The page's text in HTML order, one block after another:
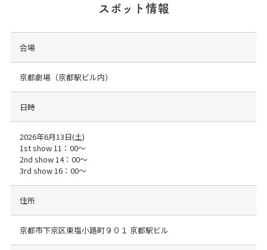
スポット情報
会場
京都劇場（京都駅ビル内）
日時
2026年6月13日(土)
1st show 11：00～
2nd show 14：00～
3rd show 16：00～
住所
京都市下京区東塩小路町９０１ 京都駅ビル